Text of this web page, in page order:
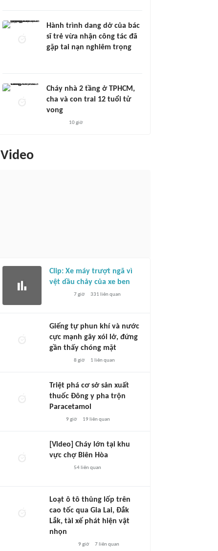
Hành trình dang dở của bác
sĩ trẻ vừa nhận công tác đã
gặp tai nạn nghiêm trọng
Cháy nhà 2 tầng ở TPHCM,
cha và con trai 12 tuổi tử
vong
10 giờ
Video
Clip: Xe máy trượt ngã vì
vệt dầu chảy của xe ben
7 giờ 331 liên quan
Giếng tự phun khí và nước
cực mạnh gây xói lở, đứng
gần thấy chóng mặt
8 giờ 1 liên quan
Triệt phá cơ sở sản xuất
thuốc Đông y pha trộn
Paracetamol
9 giờ 19 liên quan
[Video] Cháy lớn tại khu
vực chợ Biên Hòa
54liên quan
Loạt ô tô thủng lốp trên
cao tốc qua Gia Lai, Đắk
Lắk, tài xế phát hiện vật
nhọn
9 giờ 7liên quan